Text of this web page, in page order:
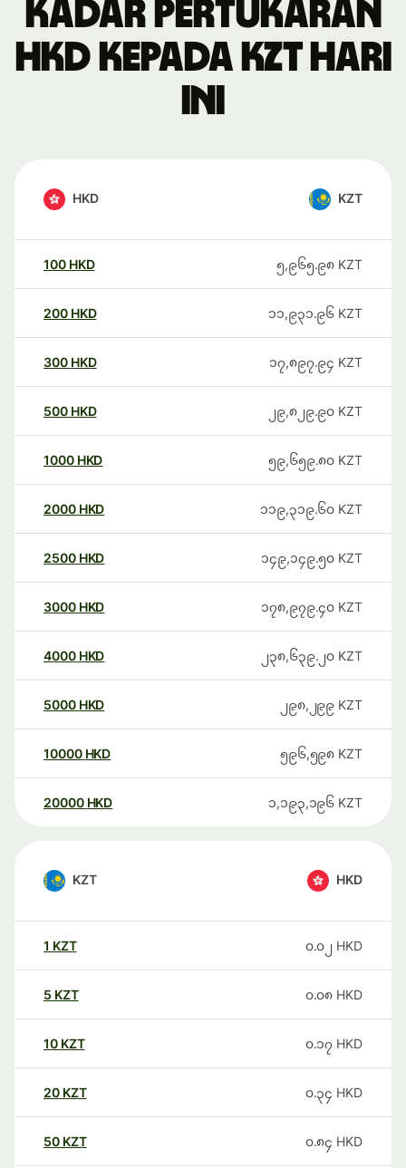
Kadar pertukaran
HKD kepada KZT hari
ini
HKD KZT
100 HKD ၅,၉၆၅.၉၈ KZT
200 HKD ၁၁,၉၃၁.၉၆ KZT
300 HKD ၁၇,၈၉၇.၉၄ KZT
500 HKD ၂၉,၈၂၉.၉၀ KZT
1000 HKD ၅၉,၆၅၉.၈၀ KZT
2000 HKD ၁၁၉,၃၁၉.၆၀ KZT
2500 HKD ၁၄၉,၁၄၉.၅၀ KZT
3000 HKD ၁၇၈,၉၇၉.၄၀ KZT
4000 HKD ၂၃၈,၆၃၉.၂၀ KZT
5000 HKD ၂၉၈,၂၉၉ KZT
10000 HKD ၅၉၆,၅၉၈ KZT
20000 HKD ၁,၁၉၃,၁၉၆ KZT
KZT HKD
1 KZT ၀.၀၂ HKD
5 KZT ၀.၀၈ HKD
10 KZT ၀.၁၇ HKD
20 KZT ၀.၃၄ HKD
50 KZT ၀.၈၄ HKD